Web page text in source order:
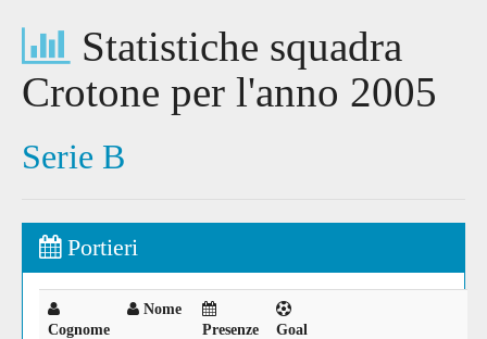
Statistiche squadra
Crotone per l'anno 2005
Serie B
Portieri
Cognome
Nome
Presenze
Goal